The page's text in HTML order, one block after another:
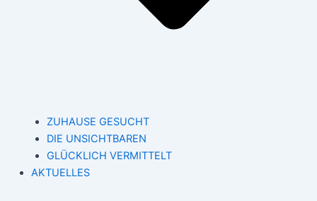
ZUHAUSE GESUCHT
DIE UNSICHTBAREN
GLÜCKLICH VERMITTELT
AKTUELLES